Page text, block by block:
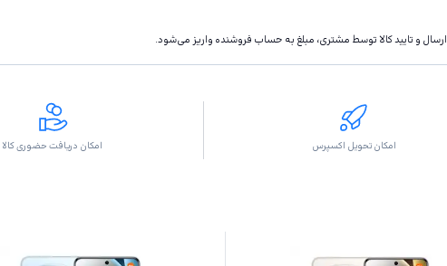
و تاييد كالا توسط مشتری، مبلغ به حساب فروشنده واريز مى‌شود.
امکان تحویل اکسپرس امکان دریافت حضوری کالا